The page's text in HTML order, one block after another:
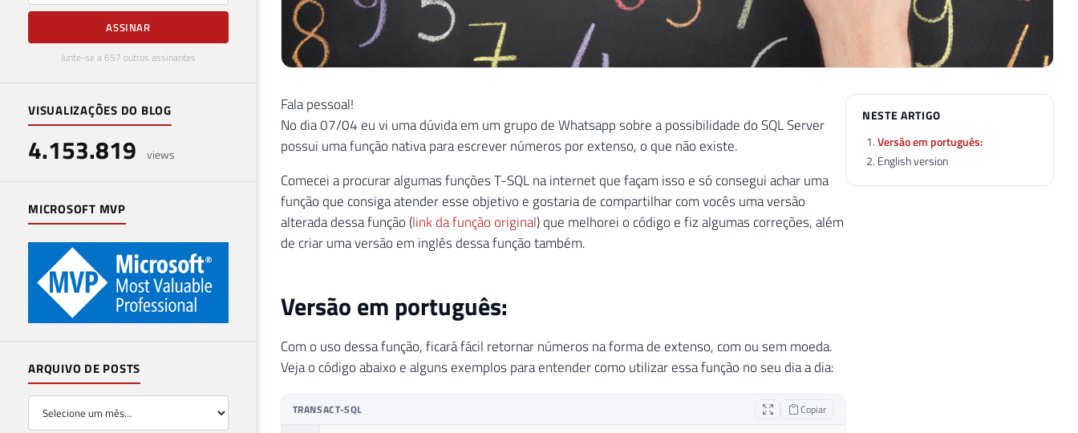
ASSINAR
Junte-se a 657 outros assinantes
VISUALIZAÇÕES DO BLOG
4.153.819 views
MICROSOFT MVP
ARQUIVO DE POSTS
Fala pessoal!
No dia 07/04 eu vi uma dúvida em um grupo de Whatsapp sobre a possibilidade do SQL Server
possui uma função nativa para escrever números por extenso, o que não existe.
Comecei a procurar algumas funções T-SQL na internet que façam isso e só consegui achar uma
função que consiga atender esse objetivo e gostaria de compartilhar com vocês uma versão
alterada dessa função (link da função original) que melhorei o código e fiz algumas correções, além
de criar uma versão em inglês dessa função também.
Versão em português:
Com o uso dessa função, ficará fácil retornar números na forma de extenso, com ou sem moeda.
Veja o código abaixo e alguns exemplos para entender como utilizar essa função no seu dia a dia:
TRANSACT-SQL Copiar
NESTE ARTIGO
Versão em português:
English version